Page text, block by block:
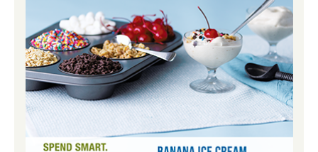
l’eau chaude. Cette méthode produit
des œufs tendres. Il réduit également
les fissures et la couleur verte qui peut
se former autour des jaunes lorsque les
œufs sont durs.